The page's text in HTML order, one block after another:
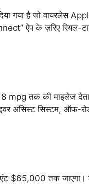
गया है जो वायरलेस
ऐप के ज़रिए रियल-
mpg तक की माइलेज
असिस्ट सिस्टम,
$65,000 तक जाएगा।